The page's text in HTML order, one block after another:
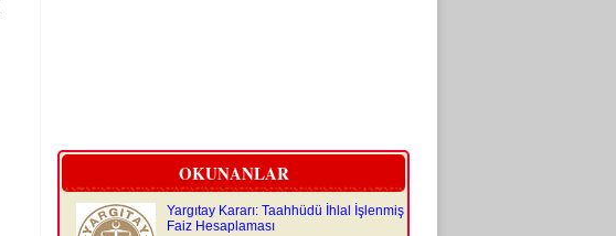
OKUNANLAR
Yargıtay Kararı: Taahhüdü İhlal İşlenmiş
Faiz Hesaplaması